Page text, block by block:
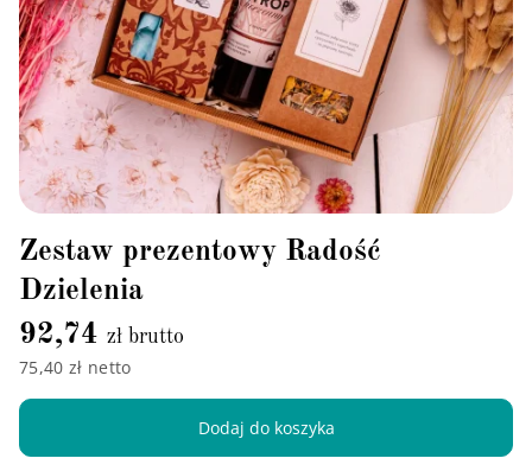
Zestaw prezentowy Radość
Dzielenia
92,74 zł brutto
75,40 zł netto
Dodaj do koszyka